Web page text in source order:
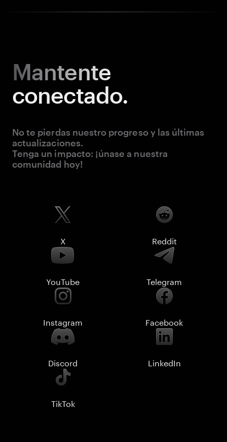
Mantente
conectado.
No te pierdas nuestro progreso y las últimas
actualizaciones.
Tenga un impacto: ¡únase a nuestra
comunidad hoy!
X Reddit
YouTube Telegram
Instagram Facebook
Discord LinkedIn
TikTok